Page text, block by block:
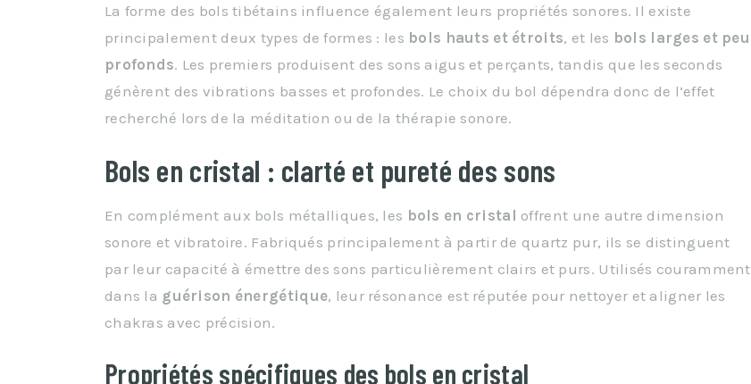
La forme des bols tibétains influence également leurs propriétés sonores. Il existe
principalement deux types de formes : les bols hauts et étroits, et les bols larges et peu
profonds. Les premiers produisent des sons aigus et perçants, tandis que les seconds
génèrent des vibrations basses et profondes. Le choix du bol dépendra donc de l’effet
recherché lors de la méditation ou de la thérapie sonore.
Bols en cristal : clarté et pureté des sons
En complément aux bols métalliques, les bols en cristal offrent une autre dimension
sonore et vibratoire. Fabriqués principalement à partir de quartz pur, ils se distinguent
par leur capacité à émettre des sons particulièrement clairs et purs. Utilisés couramment
dans la guérison énergétique, leur résonance est réputée pour nettoyer et aligner les
chakras avec précision.
Propriétés spécifiques des bols en cristal